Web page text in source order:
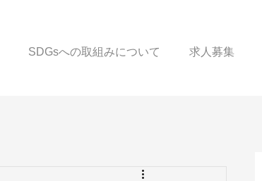
SDGsへの取組みについて 求人募集